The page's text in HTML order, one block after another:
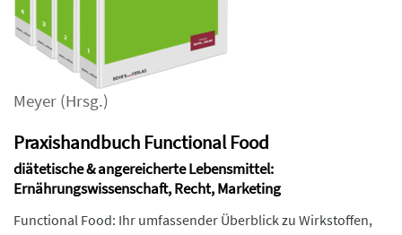
Meyer (Hrsg.)
Praxishandbuch Functional Food
diätetische & angereicherte Lebensmittel:
Ernährungswissenschaft, Recht, Marketing
Functional Food: Ihr umfassender Überblick zu Wirkstoffen,